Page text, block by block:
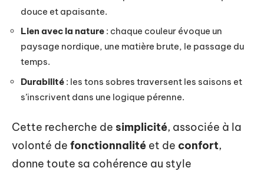
douce et apaisante.
Lien avec la nature : chaque couleur évoque un
paysage nordique, une matière brute, le passage du
temps.
Durabilité : les tons sobres traversent les saisons et
s’inscrivent dans une logique pérenne.
Cette recherche de simplicité, associée à la
volonté de fonctionnalité et de confort,
donne toute sa cohérence au style